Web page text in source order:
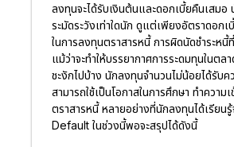
ลงทุนจะได้รับเงินต้นและดอกเบี้ยคืนเสมอ
ระมัดระวังเท่าใดนัก ดูแต่เพียงอัตราดอกเ
ในการลงทุนตราสารหนี้ การผิดนัดชำระหนี้
แม้ว่าจะทำให้บรรยากาศการระดมทุนในตล
ชะงักไปบ้าง นักลงทุนจำนวนไม่น้อยได้รับค
สามารถใช้เป็นโอกาสในการศึกษา ทำความเ
ตราสารหนี้ หลายอย่างที่นักลงทุนได้เรียน
Default ในช่วงนี้พอจะสรุปได้ดังนี้